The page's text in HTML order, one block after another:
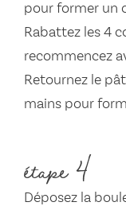
pour former un
Rabattez les 4
recommencez
Retournez le
mains pour
étape 4
Déposez la